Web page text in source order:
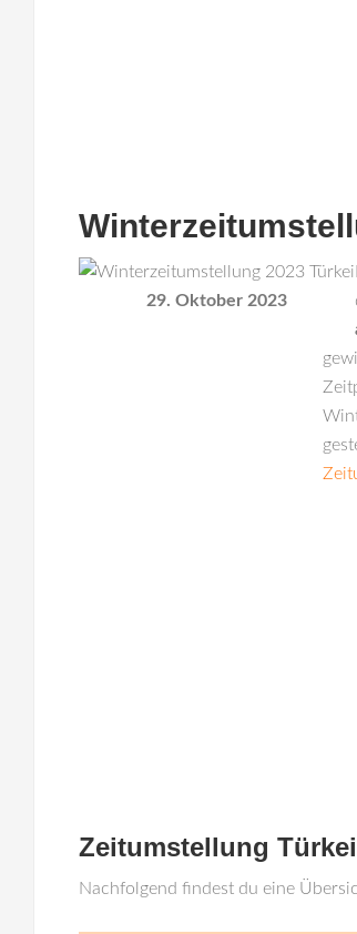
29. Oktober 2023
Zeitumstellung
Nachfolgend findest du eine